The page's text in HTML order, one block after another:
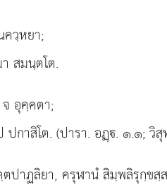
วฺหยา;
สมนฺตโต.
จ อุคฺคตา;
ปกาสิโต. (ปารา. อฏฺ. ๑.๑; วิ
าฏลิยา, ครุฬานํ สิมฺพลิรุกฺข